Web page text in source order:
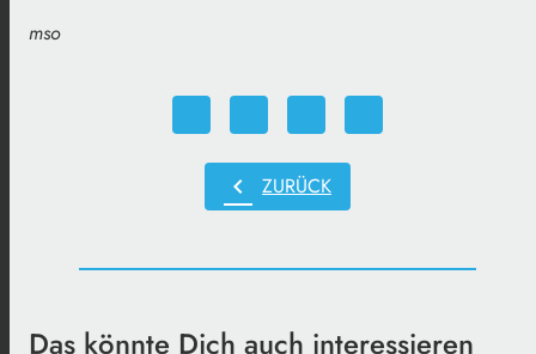
mso
chevron_left ZURÜCK
Das könnte Dich auch interessieren